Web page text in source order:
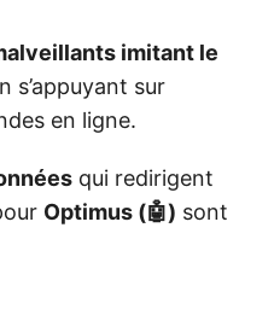
imitant le
s’appuyant sur
en ligne.
qui redirigent
Optimus (🤖) sont